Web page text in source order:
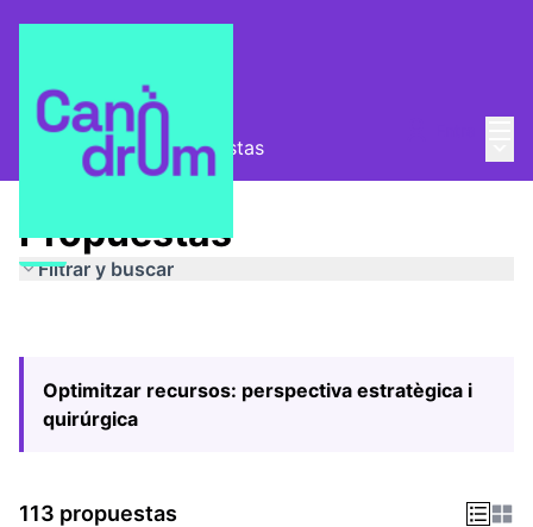
Pla Estratègic Propuestas
Propuestas
Filtrar y buscar
Optimitzar recursos: perspectiva estratègica i
quirúrgica
113 propuestas